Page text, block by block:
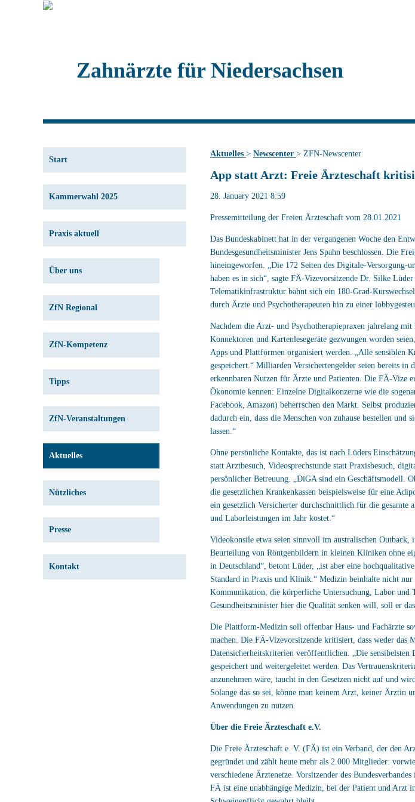
Zahnärzte für Niedersachsen
Start
Kammerwahl 2025
Praxis aktuell
Über uns
ZfN Regional
ZfN-Kompetenz
Tipps
ZfN-Veranstaltungen
Aktuelles
Nützliches
Presse
Kontakt
Aktuelles > Newscenter > ZFN-Newscenter
App statt Arzt: Freie Ärzteschaft
28. January 2021 8:59
Pressemitteilung der Freien Ärzteschaft vom 28.01.2021
Das Bundeskabinett hat in der vergangenen Woche den
Bundesgesundheitsminister Jens Spahn beschlossen. Die
hineingeworfen. „Die 172 Seiten des Digitale-Versorgung-
haben es in sich“, sagte FÄ-Vizevorsitzende Dr. Silke
Telematikinfrastruktur bahnt sich ein 180-Grad-
durch Ärzte und Psychotherapeuten hin zu einer
Nachdem die Arzt- und Psychotherapiepraxen jahrelang
Konnektoren und Kartenlesegeräte gezwungen worden
Apps und Plattformen organisiert werden. „Alle sensiblen
gespeichert.“ Milliarden Versichertengelder seien bereits
erkennbaren Nutzen für Ärzte und Patienten. Die FÄ-Vize
Ökonomie kennen: Einzelne Digitalkonzerne wie die
Facebook, Amazon) beherrschen den Markt. Selbst
dadurch ein, dass die Menschen von zuhause bestellen und
lassen.“
Ohne persönliche Kontakte, das ist nach Lüders
statt Arztbesuch, Videosprechstunde statt Praxisbesuch,
persönlicher Betreuung. „DiGA sind ein Geschäftsmodell.
die gesetzlichen Krankenkassen beispielsweise für eine
ein gesetzlich Versicherter durchschnittlich für die
und Laborleistungen im Jahr kostet.“
Videokonsile etwa seien sinnvoll im australischen
Beurteilung von Röntgenbildern in kleinen Kliniken ohne
in Deutschland“, betont Lüder, „ist aber eine
Standard in Praxis und Klinik.“ Medizin beinhalte nicht nur
Kommunikation, die körperliche Untersuchung, Labor und
Gesundheitsminister hier die Qualität senken will, soll er
Die Plattform-Medizin soll offenbar Haus- und Fachärzte
machen. Die FÄ-Vizevorsitzende kritisiert, dass weder das
Datensicherheitskriterien veröffentlichen. „Die
gespeichert und weitergeleitet werden. Das
anzunehmen wäre, taucht in den Gesetzen nicht auf und
Solange das so sei, könne man keinem Arzt, keiner Ärztin
Anwendungen zu nutzen.
Über die Freie Ärzteschaft e.V.
Die Freie Ärzteschaft e. V. (FÄ) ist ein Verband, der den
gegründet und zählt heute mehr als 2.000 Mitglieder:
verschiedene Ärztenetze. Vorsitzender des
FÄ ist eine unabhängige Medizin, bei der Patient und Arzt